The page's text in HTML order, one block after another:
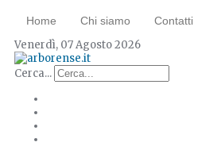
Home Chi siamo Contatti
Venerdì, 07 Agosto 2026
Cerca...